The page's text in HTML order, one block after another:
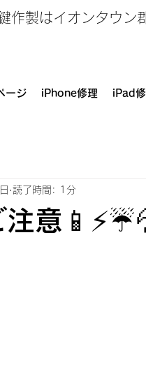
意
読了時間: 1分
製はイオンタウン
ージ iPhone修理 iPad